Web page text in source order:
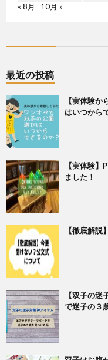
« 8月
10月 »
最近の投稿
【実体験
はいつから
【実体験】
ました！
【徹底解
【双子の
で迷子の３